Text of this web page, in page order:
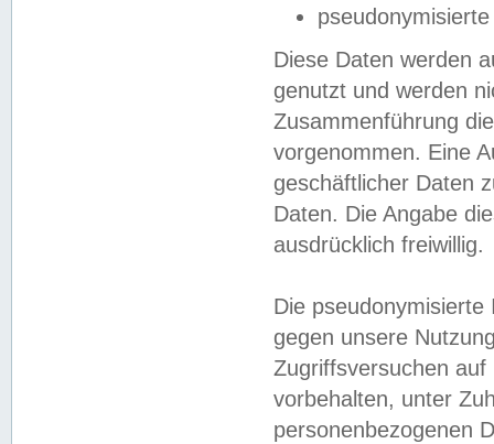
Diese Daten werden
genutzt und werden
Zusammenführung
vorgenommen. Eine
geschäftlicher Daten
Daten. Die Angabe
ausdrücklich freiwillig.
Die
gegen unsere
Zugriffsversuchen
vorbehalten, unter
personenbezogenen